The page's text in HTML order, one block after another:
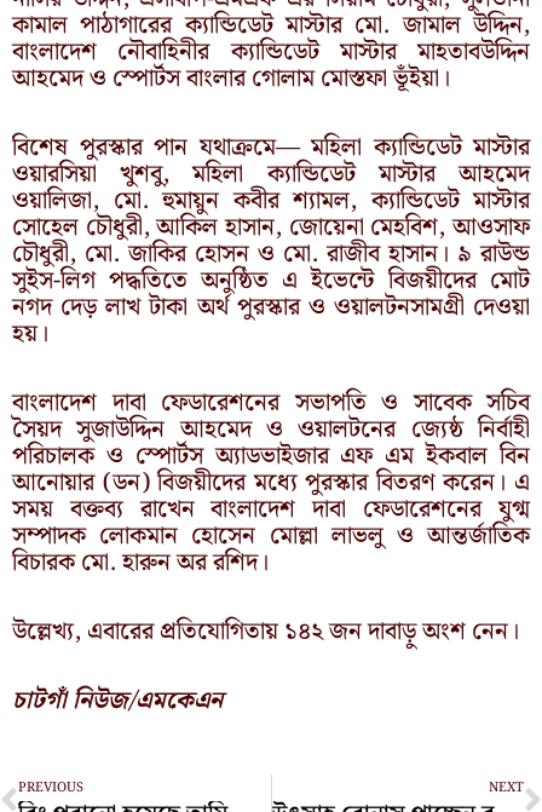
কামাল পাঠাগারের ক্যান্ডিডেট মাস্টার মো. জামাল উদ্দিন,
বাংলাদেশ নৌবাহিনীর ক্যান্ডিডেট মাস্টার মাহতাবউদ্দিন
আহমেদ ও স্পোর্টস বাংলার গোলাম মোস্তফা ভূঁইয়া।
বিশেষ পুরস্কার পান যথাক্রমে— মহিলা ক্যান্ডিডেট মাস্টার
ওয়ারসিয়া খুশবু, মহিলা ক্যান্ডিডেট মাস্টার আহমেদ
ওয়ালিজা, মো. হুমায়ুন কবীর শ্যামল, ক্যান্ডিডেট মাস্টার
সোহেল চৌধুরী, আকিল হাসান, জোয়েনা মেহবিশ, আওসাফ
চৌধুরী, মো. জাকির হোসন ও মো. রাজীব হাসান। ৯ রাউন্ড
সুইস-লিগ পদ্ধতিতে অনুষ্ঠিত এ ইভেন্টে বিজয়ীদের মোট
নগদ দেড় লাখ টাকা অর্থ পুরস্কার ও ওয়ালটনসামগ্রী দেওয়া
হয়।
বাংলাদেশ দাবা ফেডারেশনের সভাপতি ও সাবেক সচিব
সৈয়দ সুজাউদ্দিন আহমেদ ও ওয়ালটনের জ্যেষ্ঠ নির্বাহী
পরিচালক ও স্পোর্টস অ্যাডভাইজার এফ এম ইকবাল বিন
আনোয়ার (ডন) বিজয়ীদের মধ্যে পুরস্কার বিতরণ করেন। এ
সময় বক্তব্য রাখেন বাংলাদেশ দাবা ফেডারেশনের যুগ্ম
সম্পাদক লোকমান হোসেন মোল্লা লাভলু ও আন্তর্জাতিক
বিচারক মো. হারুন অর রশিদ।
উল্লেখ্য, এবারের প্রতিযোগিতায় ১৪২ জন দাবাড়ু অংশ নেন।
চাটগাঁ নিউজ/এমকেএন
Prev
PREVIOUS NEXT